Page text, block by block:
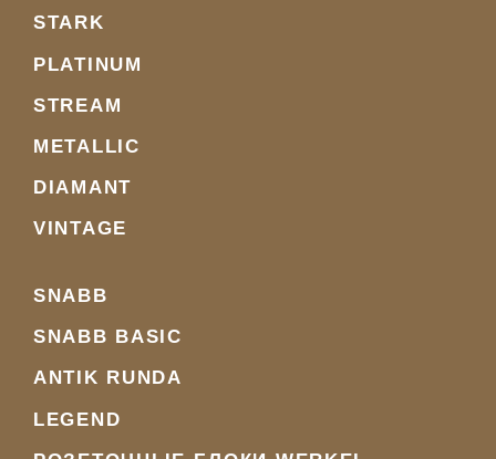
STARK
PLATINUM
STREAM
METALLIC
DIAMANT
VINTAGE
SNABB
SNABB BASIC
ANTIK RUNDA
LEGEND